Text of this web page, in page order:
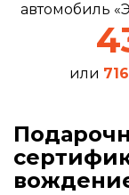
автомобиль
или